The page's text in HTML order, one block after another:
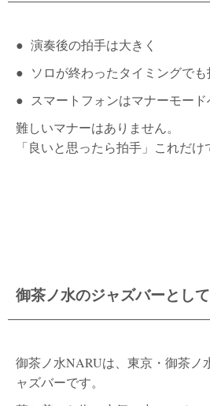
● 演奏後の拍手は大きく
● ソロが終わったタイミングで
● スマートフォンはマナーモード
難しいマナーはありません。
「良いと思ったら拍手」これだけ
御茶ノ水のジャズバーとし
御茶ノ水NARUは、東京・御茶ノ
ャズバーです。